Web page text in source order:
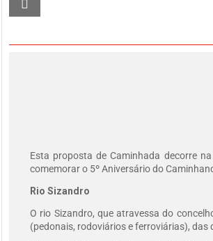
Esta proposta de Caminhada decorre
comemorar o 5º Aniversário do
Rio Sizandro
O rio Sizandro, que atravessa do
(pedonais, rodoviários e ferroviárias),